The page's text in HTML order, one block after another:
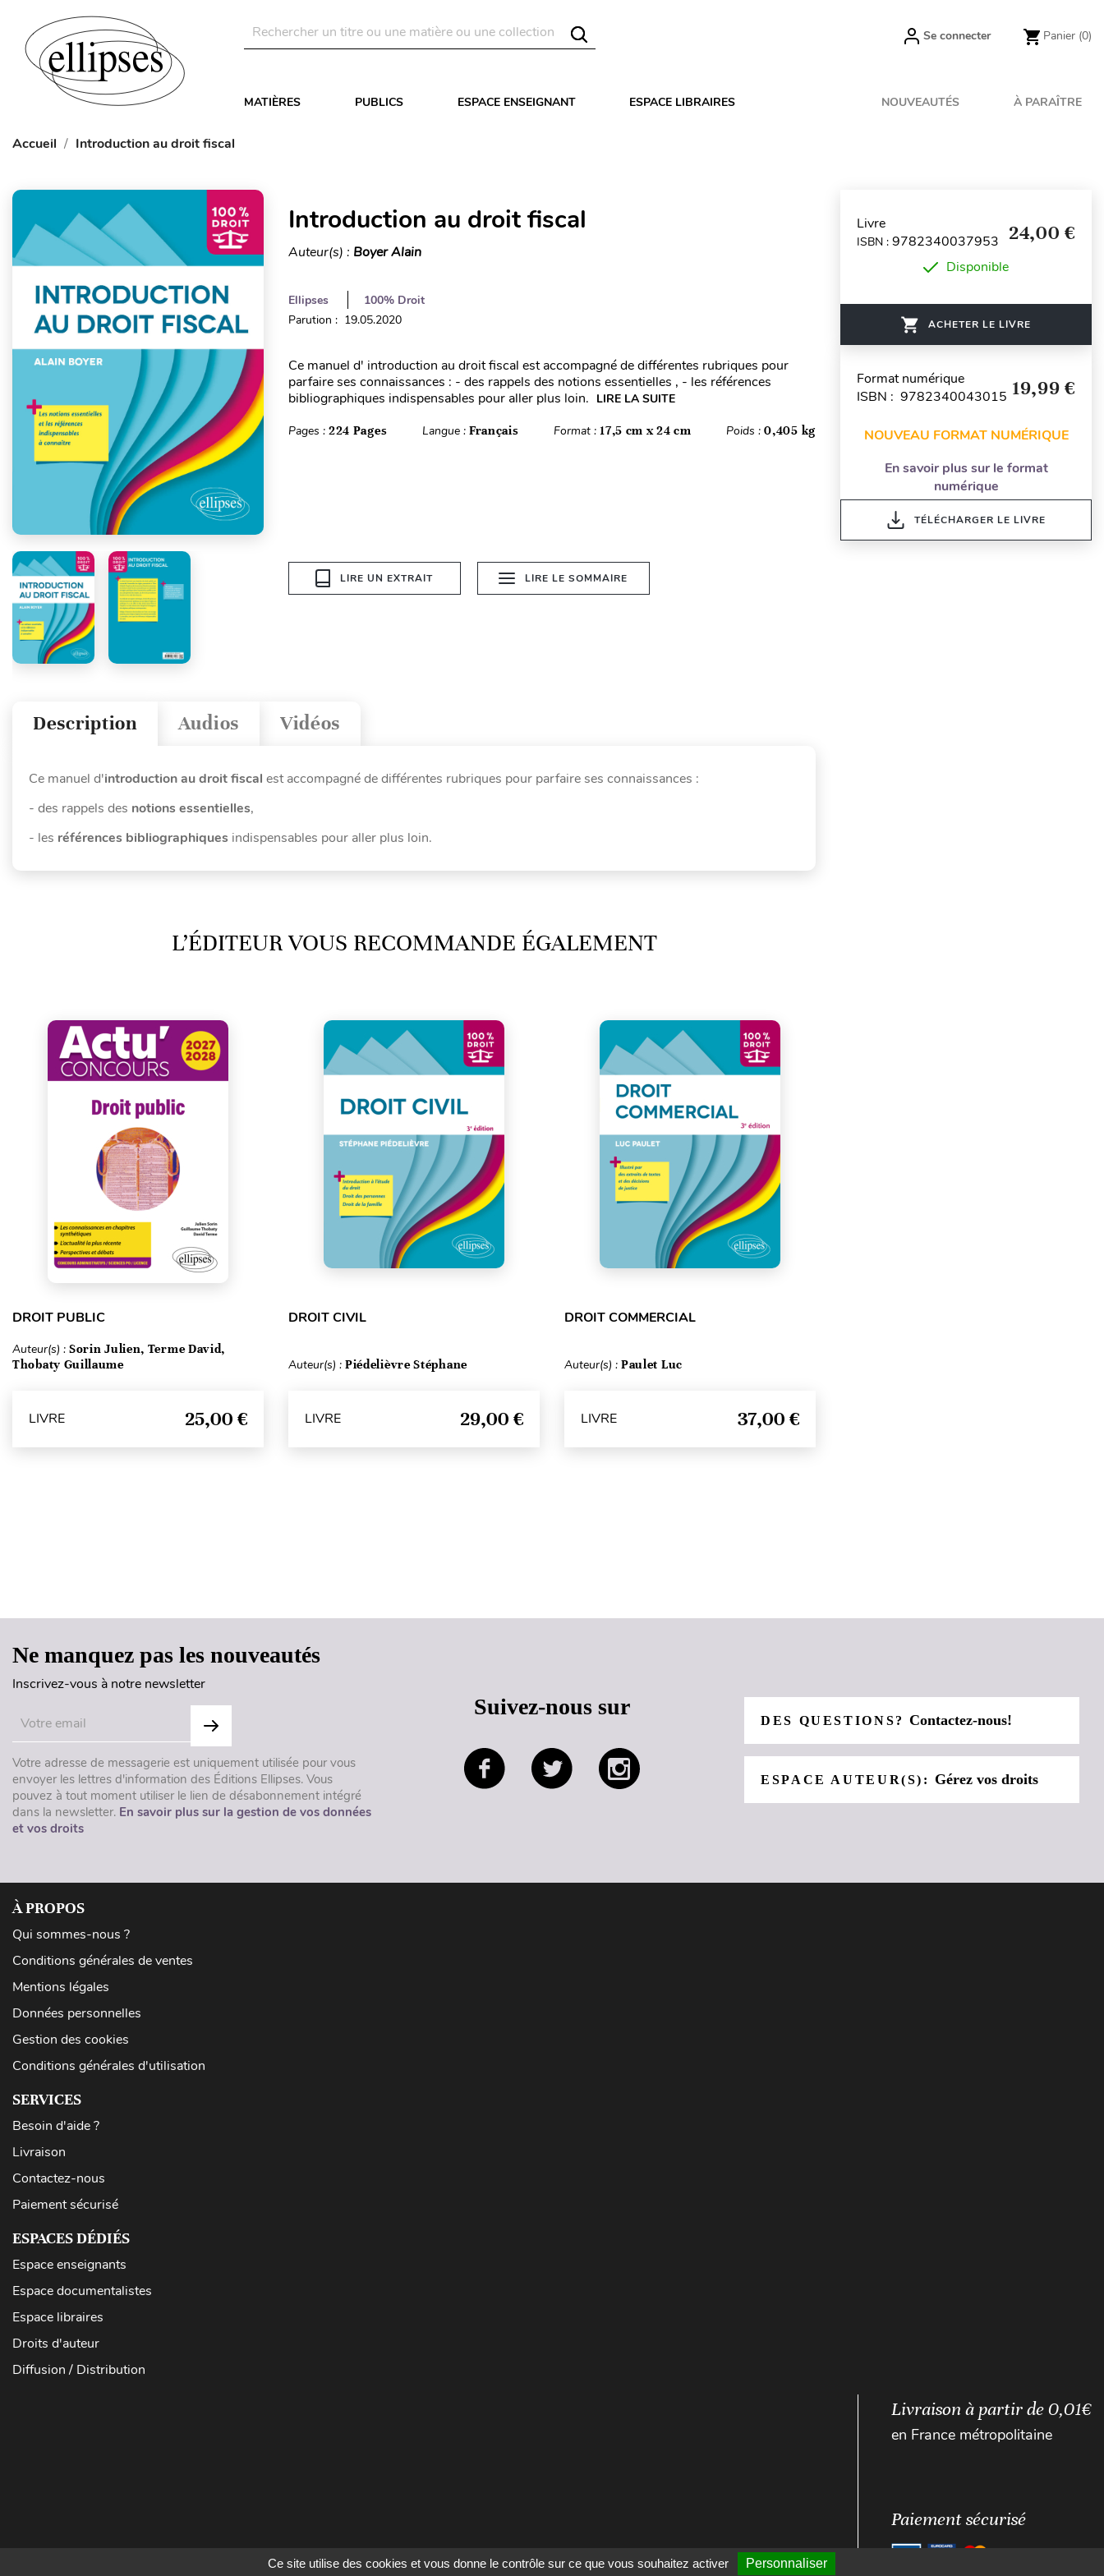
Se connecter Panier (0)
MATIÈRES PUBLICS ESPACE ENSEIGNANT ESPACE LIBRAIRES NOUVEAUTÉS À PARAÎTRE
Accueil Introduction au droit fiscal
Introduction au droit fiscal
Auteur(s) : Boyer Alain
Ellipses
100% Droit
Parution : 19.05.2020
Ce manuel d' introduction au droit fiscal est accompagné de différentes rubriques pour
parfaire ses connaissances : - des rappels des notions essentielles , - les références
bibliographiques indispensables pour aller plus loin. LIRE LA SUITE
Pages : 224 Pages Langue : Français Format :17,5 cm x 24 cm Poids :0,405 kg
LIRE UN EXTRAIT LIRE LE SOMMAIRE
Vidéos
Audios
Description
Ce manuel d'introduction au droit fiscal est accompagné de différentes rubriques pour parfaire ses connaissances :
- des rappels des notions essentielles,
- les références bibliographiques indispensables pour aller plus loin.
L’ÉDITEUR VOUS RECOMMANDE ÉGALEMENT
DROIT PUBLIC
Auteur(s) : Sorin Julien, Terme David,
Thobaty Guillaume
LIVRE 25,00 €
DROIT CIVIL
Auteur(s) : Piédelièvre Stéphane
LIVRE 29,00 €
DROIT COMMERCIAL
Auteur(s) : Paulet Luc
LIVRE 37,00 €
Livre
ISBN : 9782340037953 24,00 €
Disponible
ACHETER LE LIVRE
Format numérique
ISBN : 9782340043015 19,99 €
NOUVEAU FORMAT NUMÉRIQUE
En savoir plus sur le format
numérique
TÉLÉCHARGER LE LIVRE
Ne manquez pas les nouveautés
Inscrivez-vous à notre newsletter
Votre adresse de messagerie est uniquement utilisée pour vous
envoyer les lettres d'information des Éditions Ellipses. Vous
pouvez à tout moment utiliser le lien de désabonnement intégré
dans la newsletter. En savoir plus sur la gestion de vos données
et vos droits
Suivez-nous sur
DES QUESTIONS?Contactez-nous!
ESPACE AUTEUR(S): Gérez vos droits
À PROPOS
Qui sommes-nous ?
Conditions générales de ventes
Mentions légales
Données personnelles
Gestion des cookies
Conditions générales d'utilisation
SERVICES
Besoin d'aide ?
Livraison
Contactez-nous
Paiement sécurisé
ESPACES DÉDIÉS
Espace enseignants
Espace documentalistes
Espace libraires
Droits d'auteur
Diffusion / Distribution
Livraison à partir de 0,01€
en France métropolitaine
Paiement sécurisé
Ce site utilise des cookies et vous donne le contrôle sur ce que vous souhaitez activer Personnaliser